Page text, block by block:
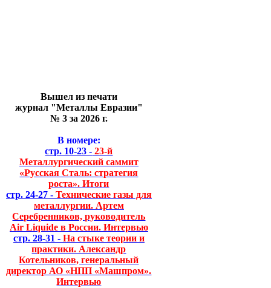
Вышел из печати
журнал "Металлы Евразии"
№ 3 за 2026 г.
В номере:
стр. 10-23 - 23-й
Металлургический саммит
«Русская Сталь: стратегия
роста». Итоги
стр. 24-27 - Технические газы для
металлургии. Артем
Серебренников, руководитель
Air Liquide в России. Интервью
стр. 28-31 - На стыке теории и
практики. Александр
Котельников, генеральный
директор АО «НПП «Машпром».
Интервью